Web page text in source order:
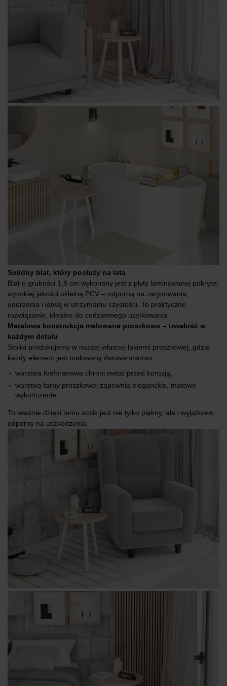
Solidny blat, który posłuży na lata
Blat o grubości 1,8 cm wykonany jest z płyty laminowanej pokrytej
wysokiej jakości okleiną PCV – odporną na zarysowania,
uderzenia i łatwą w utrzymaniu czystości. To praktyczne
rozwiązanie, idealne do codziennego użytkowania.
Metalowa konstrukcja malowana proszkowo – trwałość w
każdym detalu
Stoliki produkujemy w naszej własnej lakierni proszkowej, gdzie
każdy element jest malowany dwuwarstwowo:
warstwa fosforanowa chroni metal przed korozją,
warstwa farby proszkowej zapewnia eleganckie, matowe
wykończenie.
To właśnie dzięki temu stolik jest nie tylko piękny, ale i wyjątkowo
odporny na uszkodzenia.